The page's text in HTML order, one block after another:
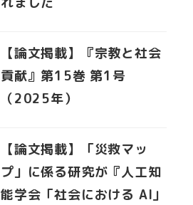
【論文掲載】『宗教と社会
貢献』第15巻 第1号
（2025年）
【論文掲載】「災救マッ
プ」に係る研究が『人工知
能学会「社会における AI」